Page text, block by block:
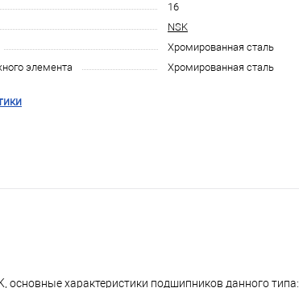
16
NSK
Хромированная сталь
элемента
Хромированная сталь
основные характеристики подшипников данного типа: